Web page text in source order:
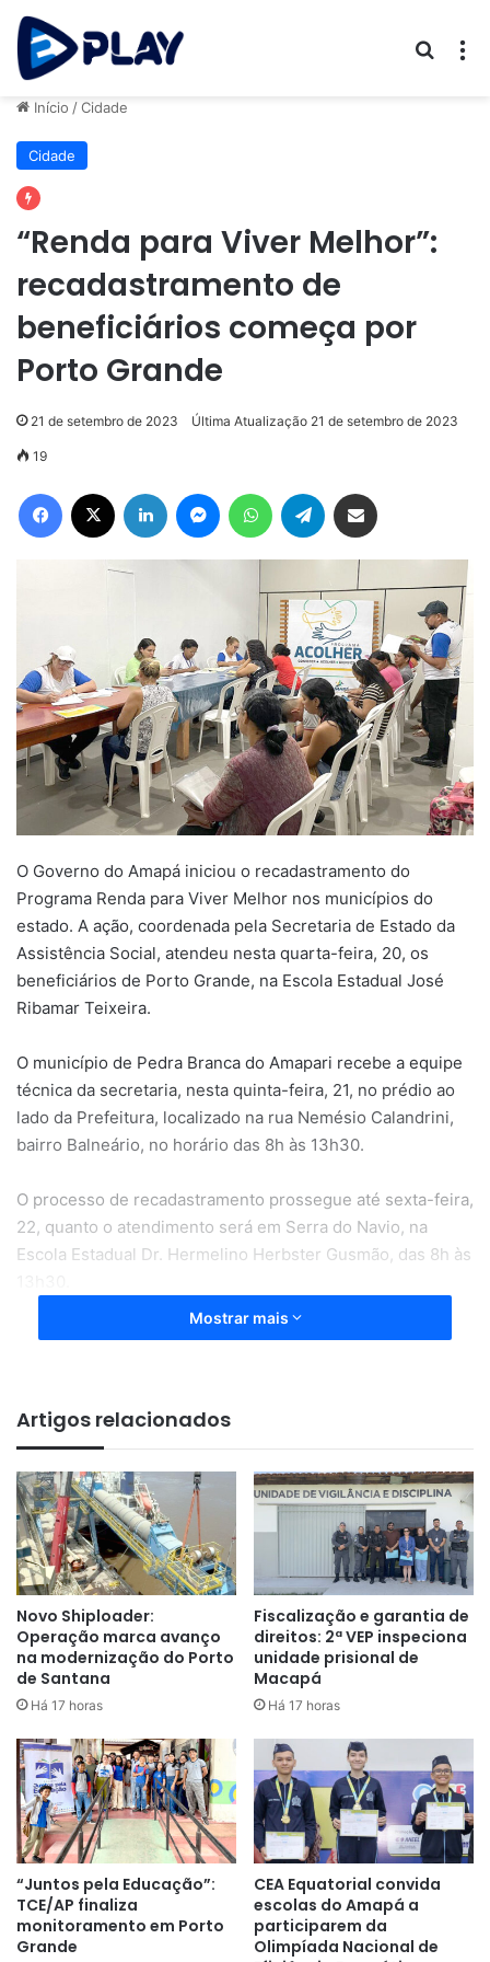
Início /Cidade
Cidade
“Renda para Viver Melhor”:
recadastramento de
beneficiários começa por
Porto Grande
21 de setembro de 2023 Última Atualização 21 de setembro de 2023
19
Facebook Linkedin MessengerWhatsAppTelegram
O Governo do Amapá iniciou o recadastramento do
Programa Renda para Viver Melhor nos municípios do
estado. A ação, coordenada pela Secretaria de Estado da
Assistência Social, atendeu nesta quarta-feira, 20, os
beneficiários de Porto Grande, na Escola Estadual José
Ribamar Teixeira.
O município de Pedra Branca do Amapari recebe a equipe
técnica da secretaria, nesta quinta-feira, 21, no prédio ao
lado da Prefeitura, localizado na rua Nemésio Calandrini,
bairro Balneário, no horário das 8h às 13h30.
O processo de recadastramento prossegue até sexta-feira,
22, quanto o atendimento será em Serra do Navio, na
Escola Estadual Dr. Hermelino Herbster Gusmão, das 8h às
A Secretaria da Assistência Social retomará os trabalhos
do Jari e Laranjal do Jarí. As datas para os municípios, que
ainda não receberam a ação, serão divulgadas
posteriormente.
A gerência do Programa Renda para Viver Melhor reforço a
necessidade do beneficiário comparecer aos locais de
recadastramento para atualização dos dados, para garantir
a manutenção do benefício. Os Documentos necessários
são:
-RG e CPF dos responsáveis;
-Carteira de Trabalho dos responsáveis (original ou
digital);
-Comprovante ou declaração de residência;
-Comprovante ou declaração de renda;
Mostrar mais
Artigos relacionados
Novo Shiploader:
Operação marca avanço
na modernização do Porto
de Santana
Há 17 horas
Fiscalização e garantia de
direitos: 2ª VEP inspeciona
unidade prisional de
Macapá
Há 17 horas
“Juntos pela Educação”:
TCE/AP finaliza
monitoramento em Porto
Grande
CEA Equatorial convida
escolas do Amapá a
participarem da
Olimpíada Nacional de